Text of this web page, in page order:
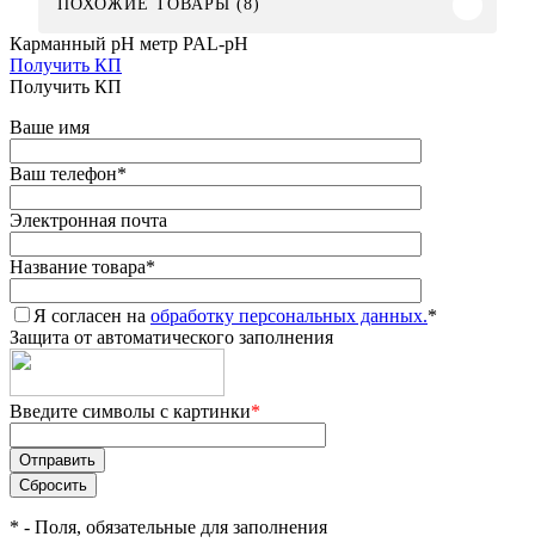
ПОХОЖИЕ ТОВАРЫ (8)
Карманный pH метр PAL-pH
Получить КП
Получить КП
Ваше имя
Ваш телефон*
Электронная почта
Название товара*
Я согласен на обработку персональных данных.*
Защита от автоматического заполнения
Введите символы с картинки*
* - Поля, обязательные для заполнения